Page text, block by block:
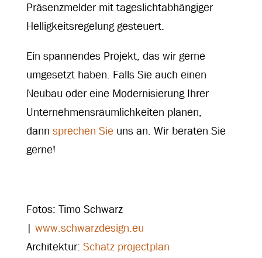
Präsenzmelder mit tageslichtabhängiger
Helligkeitsregelung gesteuert.
Ein spannendes Projekt, das wir gerne
umgesetzt haben. Falls Sie auch einen
Neubau oder eine Modernisierung Ihrer
Unternehmensräumlichkeiten planen,
dann sprechen Sie uns an. Wir beraten Sie
gerne!
Fotos: Timo Schwarz
| www.schwarzdesign.eu
Architektur: Schatz projectplan